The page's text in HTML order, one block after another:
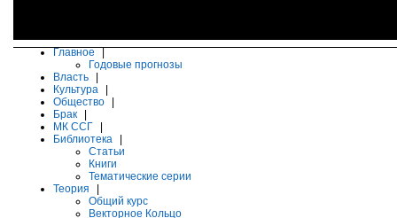
Главное
Годовые прогнозы
Власть
Культура
Общество
Брак
МК ССГ
Библиотека
Статьи
Книги
Тематические серии
Теория
Общий курс
Векторное Кольцо